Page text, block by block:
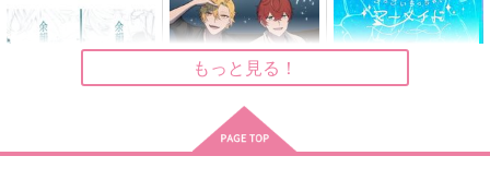
碧棺左馬刻×入間銃兎
サンプル
629円（税込）
入間銃兎×観音坂独歩
サンプル
作品詳細
880円（税込）
碧棺左馬刻×入間銃兎
サンプル
もっと見る！